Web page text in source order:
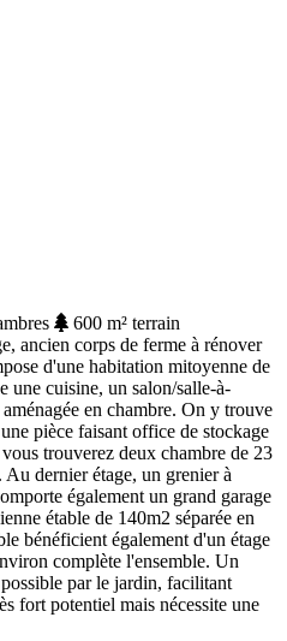
600 m² terrain
ancien corps de ferme à rénover
d'une habitation mitoyenne de
une cuisine, un salon/salle-à-
en chambre. On y trouve
pièce faisant office de stockage
trouverez deux chambre de 23
Au dernier étage, un grenier à
également un grand garage
étable de 140m2 séparée en
bénéficient également d'un étage
complète l'ensemble. Un
par le jardin, facilitant
fort potentiel mais nécessite une